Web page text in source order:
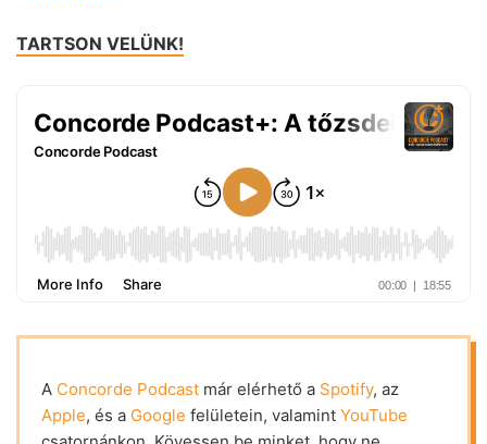
TARTSON VELÜNK!
A Concorde Podcast már elérhető a Spotify, az
Apple, és a Google felületein, valamint YouTube